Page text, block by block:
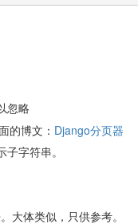
忽略
的博文： Django分页器
字符串。
大体类似，只供参考。